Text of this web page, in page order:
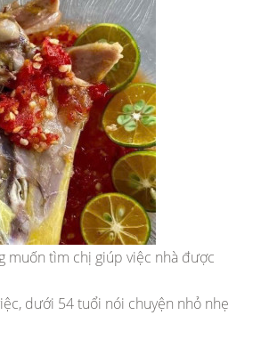
muốn tìm chị giúp việc nhà được
dưới 54 tuổi nói chuyện nhỏ nhẹ